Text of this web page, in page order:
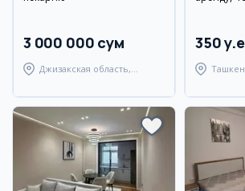
3 000 000 сум
Джизакская область,
350 y.e